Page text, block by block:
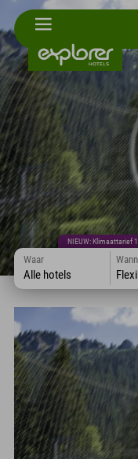
NIEUW: Klimaattarief
Waar
Alle hotels